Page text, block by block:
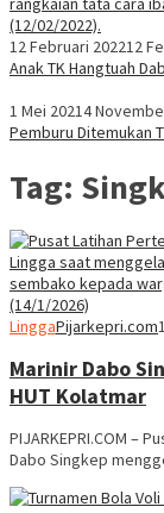
12 Februari 202212
Anak TK Hangtuah
1 Mei 20214
Pemburu Ditemukan
Tag:
LinggaPijarkepri.com
Marinir Dabo
HUT Kolatmar
PIJARKEPRI.COM –
Dabo Singkep